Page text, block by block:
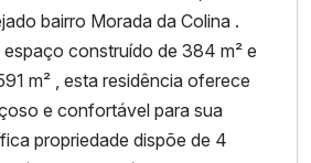
bairro Morada da Colina .
construído de 384 m² e
m² , esta residência oferece
e confortável para sua
propriedade dispõe de 4